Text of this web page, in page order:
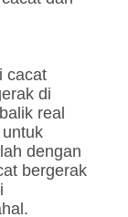
cacat
di
real
dengan
bergerak